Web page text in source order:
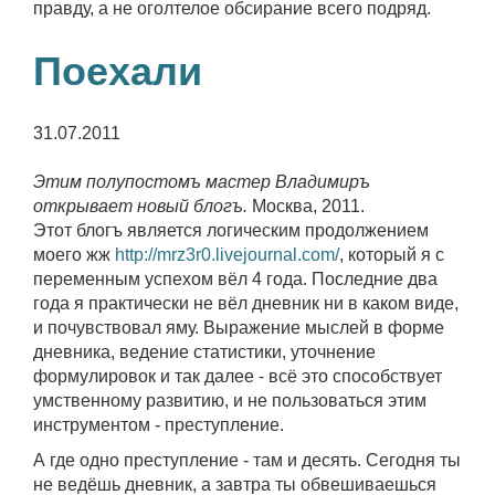
правду, а не оголтелое обсирание всего подряд.
Поехали
31.07.2011
Этим полупостомъ мастер Владимиръ
открывает новый блогъ. Москва, 2011.
Этот блогъ является логическим продолжением
моего жж http://mrz3r0.livejournal.com/, который я с
переменным успехом вёл 4 года. Последние два
года я практически не вёл дневник ни в каком виде,
и почувствовал яму. Выражение мыслей в форме
дневника, ведение статистики, уточнение
формулировок и так далее - всё это способствует
умственному развитию, и не пользоваться этим
инструментом - преступление.
А где одно преступление - там и десять. Сегодня ты
не ведёшь дневник, а завтра ты обвешиваешься